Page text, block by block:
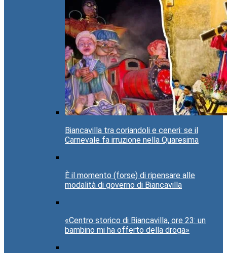
Biancavilla tra coriandoli e ceneri: se il
Carnevale fa irruzione nella Quaresima
È il momento (forse) di ripensare alle
modalità di governo di Biancavilla
«Centro storico di Biancavilla, ore 23: un
bambino mi ha offerto della droga»